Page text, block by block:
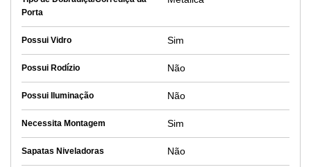
Porta
Possui Vidro Sim
Possui Rodízio Não
Possui Iluminação Não
Necessita Montagem Sim
Sapatas Niveladoras Não